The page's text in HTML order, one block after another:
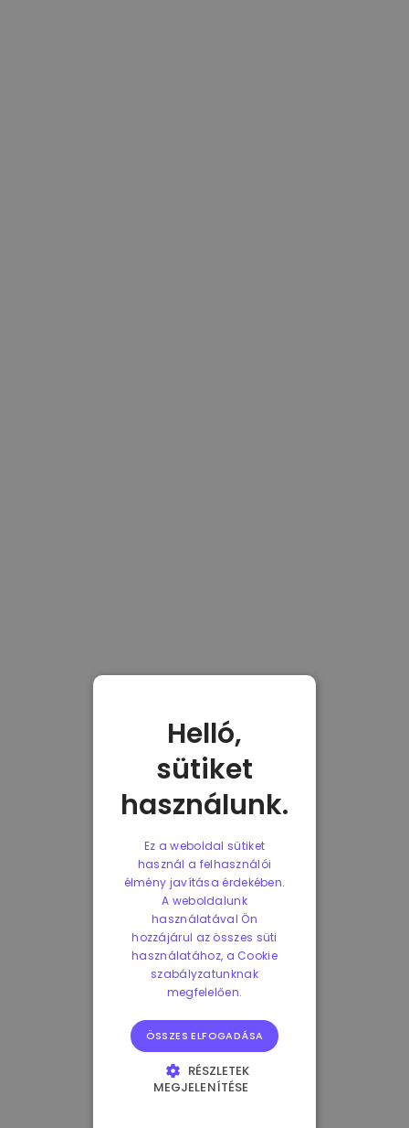
Helló,
sütiket
használunk.
Ez a weboldal sütiket
használ a felhasználói
élmény javítása érdekében.
A weboldalunk
használatával Ön
hozzájárul az összes süti
használatához, a Cookie
szabályzatunknak
megfelelően.
ÖSSZES ELFOGADÁSA
RÉSZLETEK
MEGJELENÍTÉSE